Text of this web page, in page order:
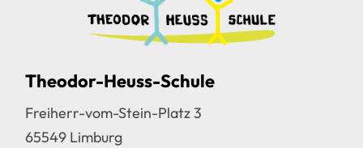
Theodor-Heuss-Schule
Freiherr-vom-Stein-Platz 3
65549 Limburg